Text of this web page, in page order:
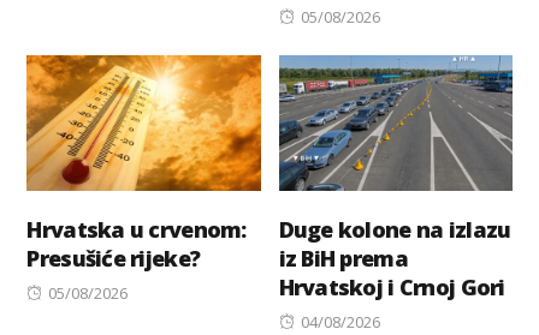
Posted
05/08/2026
Hrvatska u crvenom:
Presušiće rijeke?
Posted
05/08/2026
Duge kolone na izlazu
iz BiH prema
Hrvatskoj i Crnoj Gori
Posted
04/08/2026